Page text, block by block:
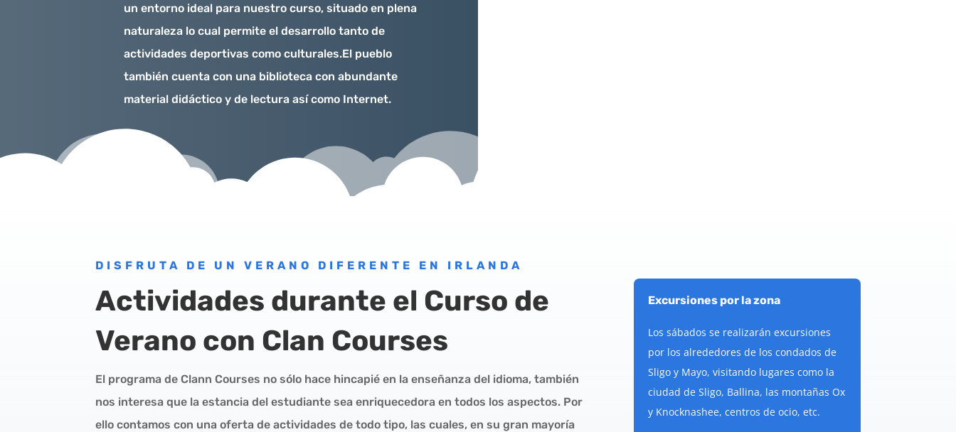
un entorno ideal para nuestro curso, situado en plena
naturaleza lo cual permite el desarrollo tanto de
actividades deportivas como culturales.El pueblo
también cuenta con una biblioteca con abundante
material didáctico y de lectura así como Internet.
DISFRUTA DE UN VERANO DIFERENTE EN IRLANDA
Actividades durante el Curso de
Verano con Clan Courses
El programa de Clann Courses no sólo hace hincapié en la enseñanza del idioma, también
nos interesa que la estancia del estudiante sea enriquecedora en todos los aspectos. Por
ello contamos con una oferta de actividades de todo tipo, las cuales, en su gran mayoría
Excursiones por la zona
Los sábados se realizarán excursiones
por los alrededores de los condados de
Sligo y Mayo, visitando lugares como la
ciudad de Sligo, Ballina, las montañas Ox
y Knocknashee, centros de ocio, etc.